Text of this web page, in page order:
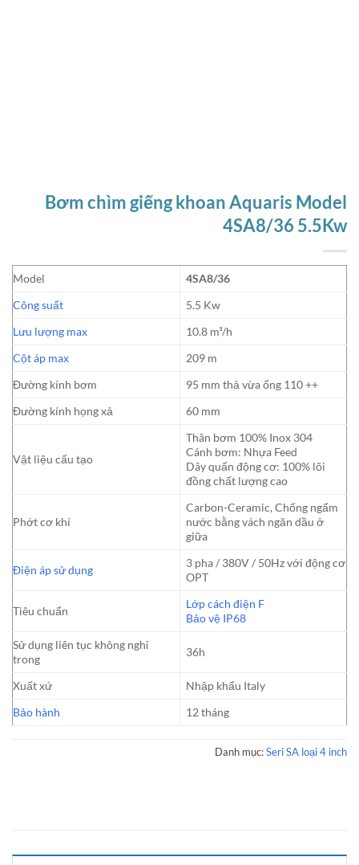
Bơm chìm giếng khoan Aquaris Model
4SA8/36 5.5Kw
Model
4SA8/36
Công suất
5.5 Kw
Lưu lượng max
10.8 m³/h
Cột áp max
209 m
Đường kính bơm
95 mm thả vừa ống 110 ++
Đường kính họng xả
60 mm
Vật liệu cấu tạo
Thân bơm 100% Inox 304
Cánh bơm: Nhựa Feed
Dây quấn động cơ: 100% lõi
đồng chất lượng cao
Phớt cơ khí
Carbon-Ceramic, Chống ngấm
nước bằng vách ngăn dầu ở
giữa
Điện áp sử dụng
3 pha / 380V / 50Hz với động cơ
OPT
Tiêu chuẩn
Lớp cách điện F
Bảo vệ IP68
Sử dụng liên tục không nghỉ
trong
36h
Xuất xứ
Nhập khẩu Italy
Bảo hành
12 tháng
Danh mục:Seri SA loại 4 inch